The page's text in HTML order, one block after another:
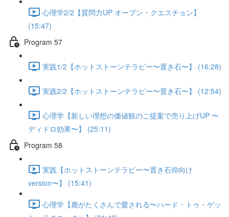
心理学2/2【質問力UP オープン・クエスチョン】
(15:47)
Program 57
実践1/2【ホットストーンテラピー〜置き石〜】 (16:28)
実践2/2【ホットストーンテラピー〜置き石〜】 (12:54)
心理学【新しい理想の価値観のご提案で売り上げUP 〜
ディドロ効果〜】 (25:11)
Program 58
実践【ホットストーンテラピー〜置き石仰向け
version〜】 (15:41)
心理学【鹿がたくさんで愛される〜ハード・トゥ・ゲッ